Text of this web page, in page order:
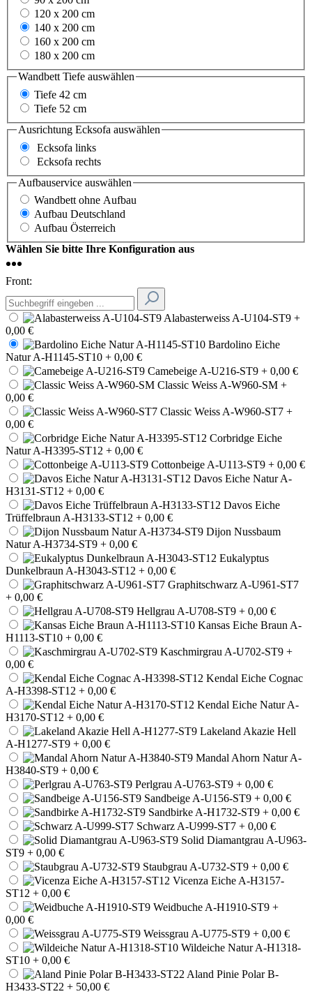
120 x 200 cm
140 x 200 cm
160 x 200 cm
180 x 200 cm
Wandbett Tiefe auswählen
Tiefe 42 cm
Tiefe 52 cm
Ausrichtung Ecksofa auswählen
Ecksofa links
Ecksofa rechts
Aufbauservice auswählen
Wandbett ohne Aufbau
Aufbau Deutschland
Aufbau Österreich
Wählen Sie bitte Ihre Konfiguration aus
Front:
Alabasterweiss A-U104-ST9 +
0,00 €
Bardolino Eiche
Natur A-H1145-ST10 + 0,00 €
Camebeige A-U216-ST9 + 0,00 €
Classic Weiss A-W960-SM +
0,00 €
Classic Weiss A-W960-ST7 +
0,00 €
Corbridge Eiche
Natur A-H3395-ST12 + 0,00 €
Cottonbeige A-U113-ST9 + 0,00 €
Davos Eiche Natur A-
H3131-ST12 + 0,00 €
Davos Eiche
Trüffelbraun A-H3133-ST12 + 0,00 €
Dijon Nussbaum
Natur A-H3734-ST9 + 0,00 €
Eukalyptus
Dunkelbraun A-H3043-ST12 + 0,00 €
Graphitschwarz A-U961-ST7
+ 0,00 €
Hellgrau A-U708-ST9 + 0,00 €
Kansas Eiche Braun A-
H1113-ST10 + 0,00 €
Kaschmirgrau A-U702-ST9 +
0,00 €
Kendal Eiche Cognac
A-H3398-ST12 + 0,00 €
Kendal Eiche Natur A-
H3170-ST12 + 0,00 €
Lakeland Akazie Hell
A-H1277-ST9 + 0,00 €
Mandal Ahorn Natur A-
H3840-ST9 + 0,00 €
Perlgrau A-U763-ST9 + 0,00 €
Sandbeige A-U156-ST9 + 0,00 €
Sandbirke A-H1732-ST9 + 0,00 €
Schwarz A-U999-ST7 + 0,00 €
Solid Diamantgrau A-U963-
ST9 + 0,00 €
Staubgrau A-U732-ST9 + 0,00 €
Vicenza Eiche A-H3157-
ST12 + 0,00 €
Weidbuche A-H1910-ST9 +
0,00 €
Weissgrau A-U775-ST9 + 0,00 €
Wildeiche Natur A-H1318-
ST10 + 0,00 €
Aland Pinie Polar B-
H3433-ST22 + 50,00 €